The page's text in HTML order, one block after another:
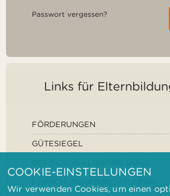
Passwort vergessen?
Links für
FÖRDERUNGEN
GÜTESIEGEL
COOKIE-EINSTELLUNGEN
Wir verwenden Cookies, um einen